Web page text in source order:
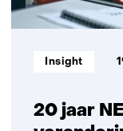
printer
20 jaar
Informatietype:
Insight